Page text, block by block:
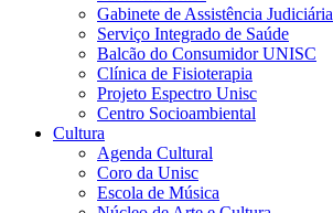
Gabinete de Assistência Judiciária
Serviço Integrado de Saúde
Balcão do Consumidor UNISC
Clínica de Fisioterapia
Projeto Espectro Unisc
Centro Socioambiental
Cultura
Agenda Cultural
Coro da Unisc
Escola de Música